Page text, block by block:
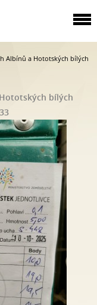
Albínů a Hototských bílých
bílých